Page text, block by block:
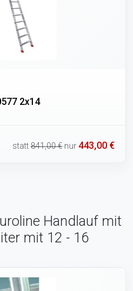
2x14
statt841,00 € nur 443,00 €
Handlauf mit
mit 12 - 16